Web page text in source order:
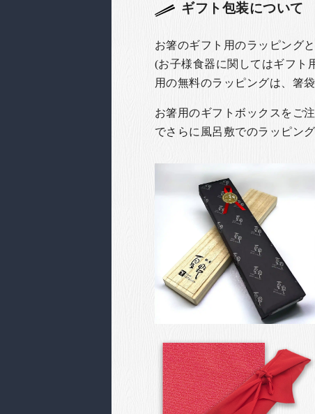
ギフト包装について
お箸のギフト用のラッピング
(お子様食器に関してはギフト
用の無料のラッピングは、箸
お箸用のギフトボックスをご
でさらに風呂敷でのラッピン